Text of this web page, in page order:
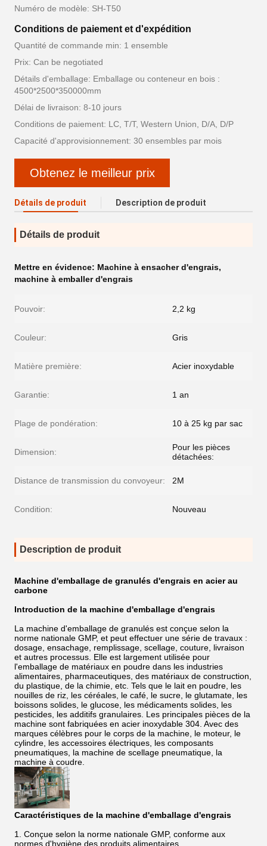
Numéro de modèle: SH-T50
Conditions de paiement et d'expédition
Quantité de commande min: 1 ensemble
Prix: Can be negotiated
Détails d'emballage: Emballage ou conteneur en bois :
4500*2500*350000mm
Délai de livraison: 8-10 jours
Conditions de paiement: LC, T/T, Western Union, D/A, D/P
Capacité d'approvisionnement: 30 ensembles par mois
Obtenez le meilleur prix
Détails de produit Description de produit
Détails de produit
Mettre en évidence: Machine à ensacher d'engrais,
machine à emballer d'engrais
Pouvoir: 2,2 kg
Couleur: Gris
Matière première: Acier inoxydable
Garantie: 1 an
Plage de pondération: 10 à 25 kg par sac
Dimension:
Pour les pièces
détachées:
Distance de transmission du convoyeur: 2M
Condition: Nouveau
Description de produit
Machine d'emballage de granulés d'engrais en acier au
carbone
Introduction de la machine d'emballage d'engrais
La machine d'emballage de granulés est conçue selon la
norme nationale GMP, et peut effectuer une série de travaux :
dosage, ensachage, remplissage, scellage, couture, livraison
et autres processus. Elle est largement utilisée pour
l'emballage de matériaux en poudre dans les industries
alimentaires, pharmaceutiques, des matériaux de construction,
du plastique, de la chimie, etc. Tels que le lait en poudre, les
nouilles de riz, les céréales, le café, le sucre, le glutamate, les
boissons solides, le glucose, les médicaments solides, les
pesticides, les additifs granulaires. Les principales pièces de la
machine sont fabriquées en acier inoxydable 304. Avec des
marques célèbres pour le corps de la machine, le moteur, le
cylindre, les accessoires électriques, les composants
pneumatiques, la machine de scellage pneumatique, la
machine à coudre.
Caractéristiques de la machine d'emballage d'engrais
1. Conçue selon la norme nationale GMP, conforme aux
normes d'hygiène des produits alimentaires.